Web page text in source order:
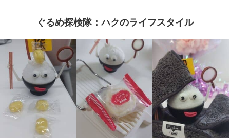
ぐるめ探検隊：ハクのライフスタイル